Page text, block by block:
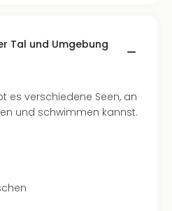
Tal und Umgebung
es verschiedene Seen, an
und schwimmen kannst.